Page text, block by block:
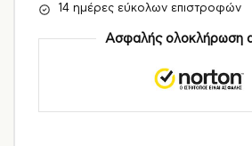
14 ημέρες εύκολων επιστροφών
Ασφαλής ολοκλήρωση